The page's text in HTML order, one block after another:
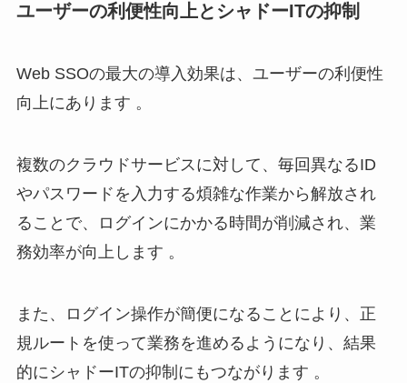
ユーザーの利便性向上とシャドーITの抑制
Web SSOの最大の導入効果は、ユーザーの利便性
向上にあります 。
複数のクラウドサービスに対して、毎回異なるID
やパスワードを入力する煩雑な作業から解放され
ることで、ログインにかかる時間が削減され、業
務効率が向上します 。
また、ログイン操作が簡便になることにより、正
規ルートを使って業務を進めるようになり、結果
的にシャドーITの抑制にもつながります 。